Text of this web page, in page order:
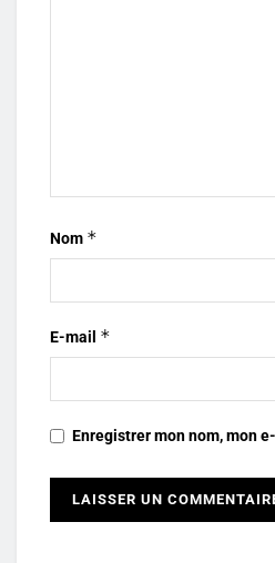
Nom *
E-mail *
Enregistrer mon nom, mon